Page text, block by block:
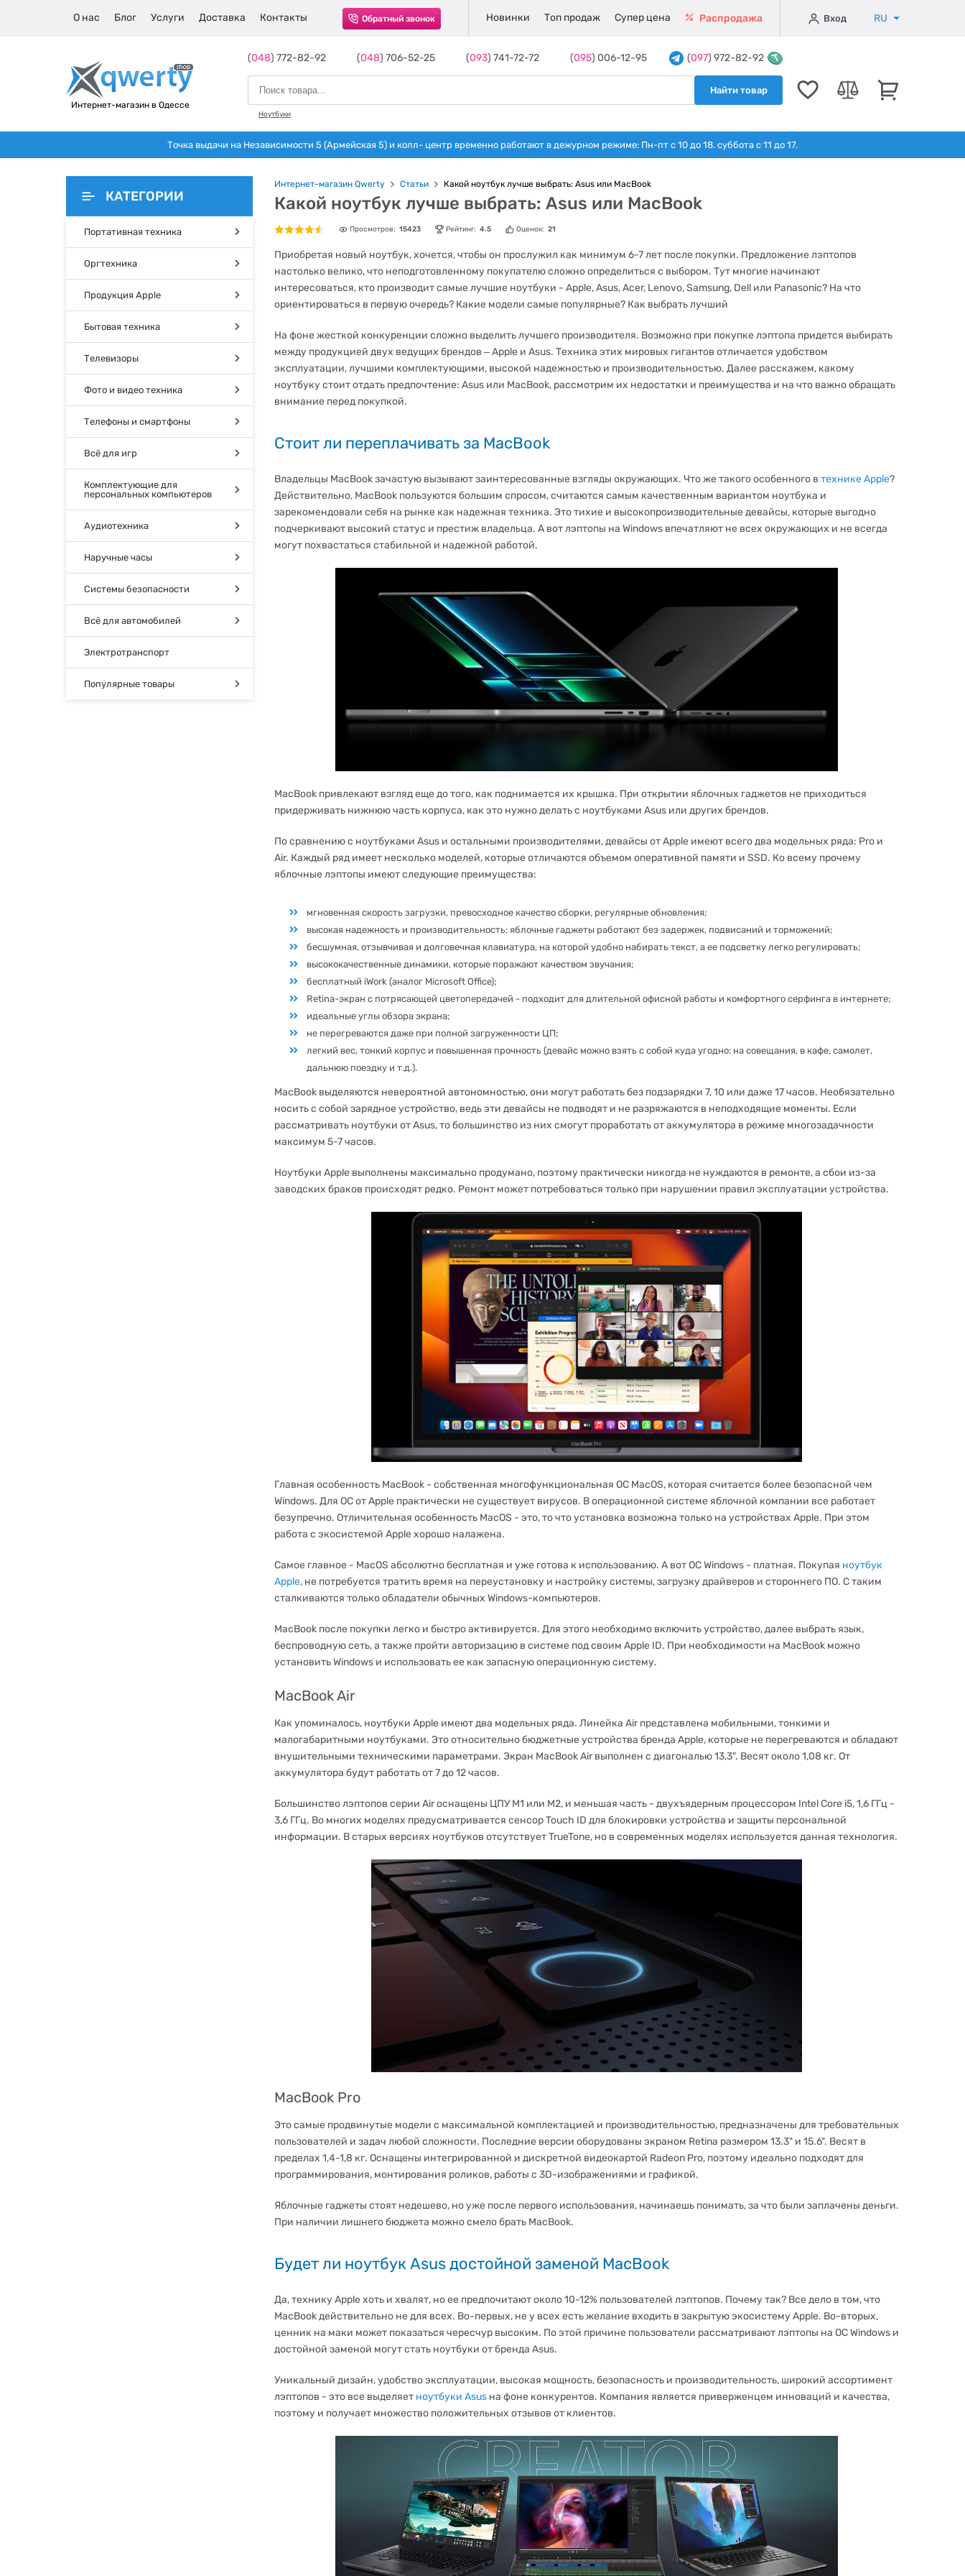
О нас Блог Услуги Доставка Контакты Обратный звонок Новинки Топ продаж Супер цена Распродажа Вход RU
Интернет-магазин в Одессе
(048) 772-82-92 (048) 706-52-25 (093) 741-72-72 (095) 006-12-95 (097) 972-82-92
Найти товар
Ноутбуки
Точка выдачи на Независимости 5 (Армейская 5) и колл- центр временно работают в дежурном режиме: Пн-пт с 10 до 18. суббота с 11 до 17.
КАТЕГОРИИ
Портативная техника
Оргтехника
Продукция Apple
Бытовая техника
Телевизоры
Фото и видео техника
Телефоны и смартфоны
Всё для игр
Комплектующие для
персональных компьютеров
Аудиотехника
Наручные часы
Системы безопасности
Всё для автомобилей
Электротранспорт
Популярные товары
Интернет-магазин Qwerty Статьи Какой ноутбук лучше выбрать: Asus или MacBook
Какой ноутбук лучше выбрать: Asus или MacBook
Просмотров: 15423 Рейтинг: 4.5 Оценок: 21
Приобретая новый ноутбук, хочется, чтобы он прослужил как минимум 6-7 лет после покупки. Предложение лэптопов
настолько велико, что неподготовленному покупателю сложно определиться с выбором. Тут многие начинают
интересоваться, кто производит самые лучшие ноутбуки - Apple, Asus, Acer, Lenovo, Samsung, Dell или Panasonic? На что
ориентироваться в первую очередь? Какие модели самые популярные? Как выбрать лучший
На фоне жесткой конкуренции сложно выделить лучшего производителя. Возможно при покупке лэптопа придется выбирать
между продукцией двух ведущих брендов ‒ Apple и Asus. Техника этих мировых гигантов отличается удобством
эксплуатации, лучшими комплектующими, высокой надежностью и производительностью. Далее расскажем, какому
ноутбуку стоит отдать предпочтение: Asus или MacBook, рассмотрим их недостатки и преимущества и на что важно обращать
внимание перед покупкой.
Стоит ли переплачивать за MacBook
Владельцы MacBook зачастую вызывают заинтересованные взгляды окружающих. Что же такого особенного в технике Apple?
Действительно, MacBook пользуются большим спросом, считаются самым качественным вариантом ноутбука и
зарекомендовали себя на рынке как надежная техника. Это тихие и высокопроизводительные девайсы, которые выгодно
подчеркивают высокий статус и престиж владельца. А вот лэптопы на Windows впечатляют не всех окружающих и не всегда
могут похвастаться стабильной и надежной работой.
MacBook привлекают взгляд еще до того, как поднимается их крышка. При открытии яблочных гаджетов не приходиться
придерживать нижнюю часть корпуса, как это нужно делать с ноутбуками Asus или других брендов.
По сравнению с ноутбуками Asus и остальными производителями, девайсы от Apple имеют всего два модельных ряда: Pro и
Air. Каждый ряд имеет несколько моделей, которые отличаются объемом оперативной памяти и SSD. Ко всему прочему
яблочные лэптопы имеют следующие преимущества:
мгновенная скорость загрузки, превосходное качество сборки, регулярные обновления;
высокая надежность и производительность: яблочные гаджеты работают без задержек, подвисаний и торможений;
бесшумная, отзывчивая и долговечная клавиатура, на которой удобно набирать текст, а ее подсветку легко регулировать;
высококачественные динамики, которые поражают качеством звучания;
бесплатный iWork (аналог Microsoft Office);
Retina-экран с потрясающей цветопередачей - подходит для длительной офисной работы и комфортного серфинга в интернете;
идеальные углы обзора экрана;
не перегреваются даже при полной загруженности ЦП;
легкий вес, тонкий корпус и повышенная прочность (девайс можно взять с собой куда угодно: на совещания, в кафе, самолет,
дальнюю поездку и т.д.).
MacBook выделяются невероятной автономностью, они могут работать без подзарядки 7, 10 или даже 17 часов. Необязательно
носить с собой зарядное устройство, ведь эти девайсы не подводят и не разряжаются в неподходящие моменты. Если
рассматривать ноутбуки от Asus, то большинство из них смогут проработать от аккумулятора в режиме многозадачности
максимум 5-7 часов.
Ноутбуки Apple выполнены максимально продумано, поэтому практически никогда не нуждаются в ремонте, а сбои из-за
заводских браков происходят редко. Ремонт может потребоваться только при нарушении правил эксплуатации устройства.
Главная особенность MacBook - собственная многофункциональная ОС MacOS, которая считается более безопасной чем
Windows. Для ОС от Apple практически не существует вирусов. В операционной системе яблочной компании все работает
безупречно. Отличительная особенность MacOS - это, то что установка возможна только на устройствах Apple. При этом
работа с экосистемой Apple хорошо налажена.
Самое главное - MacOS абсолютно бесплатная и уже готова к использованию. А вот ОС Windows - платная. Покупая ноутбук
Apple, не потребуется тратить время на переустановку и настройку системы, загрузку драйверов и стороннего ПО. С таким
сталкиваются только обладатели обычных Windows-компьютеров.
MacBook после покупки легко и быстро активируется. Для этого необходимо включить устройство, далее выбрать язык,
беспроводную сеть, а также пройти авторизацию в системе под своим Apple ID. При необходимости на MacBook можно
установить Windows и использовать ее как запасную операционную систему.
MacBook Air
Как упоминалось, ноутбуки Apple имеют два модельных ряда. Линейка Air представлена мобильными, тонкими и
малогабаритными ноутбуками. Это относительно бюджетные устройства бренда Apple, которые не перегреваются и обладают
внушительными техническими параметрами. Экран MacBook Air выполнен с диагональю 13,3". Весят около 1,08 кг. От
аккумулятора будут работать от 7 до 12 часов.
Большинство лэптопов серии Air оснащены ЦПУ M1 или M2, и меньшая часть - двухъядерным процессором Intel Core i5, 1,6 ГГц -
3,6 ГГц. Во многих моделях предусматривается сенсор Touch ID для блокировки устройства и защиты персональной
информации. В старых версиях ноутбуков отсутствует TrueTone, но в современных моделях используется данная технология.
MacBook Pro
Это самые продвинутые модели с максимальной комплектацией и производительностью, предназначены для требовательных
пользователей и задач любой сложности. Последние версии оборудованы экраном Retina размером 13.3" и 15.6". Весят в
пределах 1,4-1,8 кг. Оснащены интегрированной и дискретной видеокартой Radeon Pro, поэтому идеально подходят для
программирования, монтирования роликов, работы с 3D-изображениями и графикой.
Яблочные гаджеты стоят недешево, но уже после первого использования, начинаешь понимать, за что были заплачены деньги.
При наличии лишнего бюджета можно смело брать MacBook.
Будет ли ноутбук Asus достойной заменой MacBook
Да, технику Apple хоть и хвалят, но ее предпочитают около 10-12% пользователей лэптопов. Почему так? Все дело в том, что
MacBook действительно не для всех. Во-первых, не у всех есть желание входить в закрытую экосистему Apple. Во-вторых,
ценник на маки может показаться чересчур высоким. По этой причине пользователи рассматривают лэптопы на ОС Windows и
достойной заменой могут стать ноутбуки от бренда Asus.
Уникальный дизайн, удобство эксплуатации, высокая мощность, безопасность и производительность, широкий ассортимент
лэптопов - это все выделяет ноутбуки Asus на фоне конкурентов. Компания является приверженцем инноваций и качества,
поэтому и получает множество положительных отзывов от клиентов.